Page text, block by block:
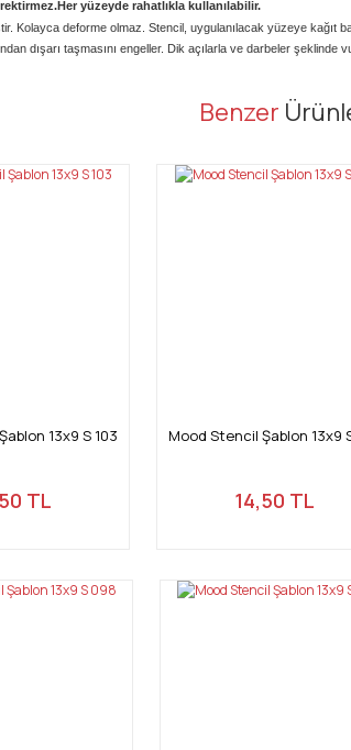
yüzeyde rahatlıkla kullanılabilir.
Kolayca deforme olmaz. Stencil, uygulanılacak yüzeye kağıt
dışarı taşmasını engeller. Dik açılarla ve darbeler şeklinde
diğer konularda yetersiz gördüğünüz noktaları
Gönder
Benzer
13x9 S 103
TL
Mood Stencil Şablon 13x9
14,50 TL